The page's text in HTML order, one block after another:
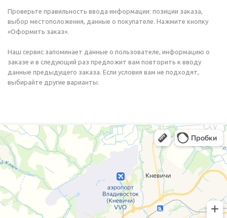
Проверьте правильность ввода информации: позиции заказа,
выбор местоположения, данные о покупателе. Нажмите кнопку
«Оформить заказ».
Наш сервис запоминает данные о пользователе, информацию о
заказе и в следующий раз предложит вам повторить к вводу
данные предыдущего заказа. Если условия вам не подходят,
выбирайте другие варианты.